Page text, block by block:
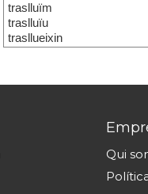
traslluïm
traslluïu
trasllueixin
Qui